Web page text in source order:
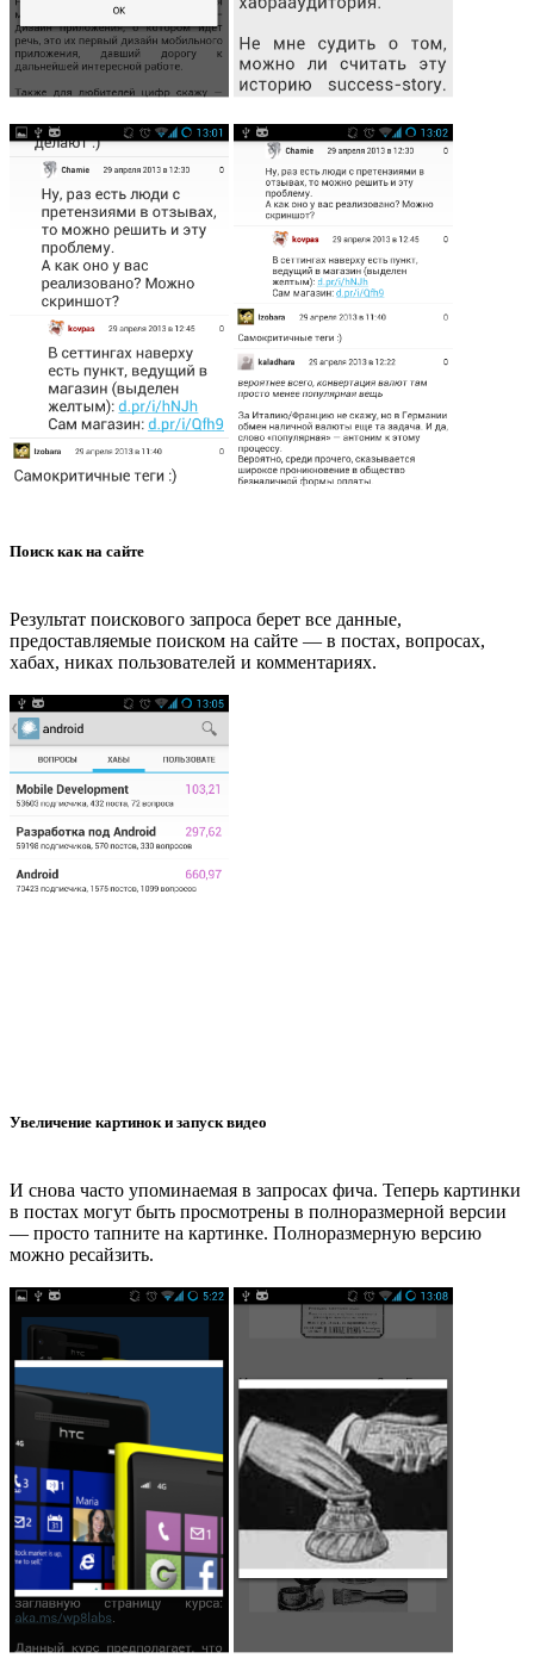
Поиск как на сайте
Результат поискового запроса берет все данные,
предоставляемые поиском на сайте — в постах, вопросах,
хабах, никах пользователей и комментариях.
Увеличение картинок и запуск видео
И снова часто упоминаемая в запросах фича. Теперь картинки
в постах могут быть просмотрены в полноразмерной версии
— просто тапните на картинке. Полноразмерную версию
можно ресайзить.